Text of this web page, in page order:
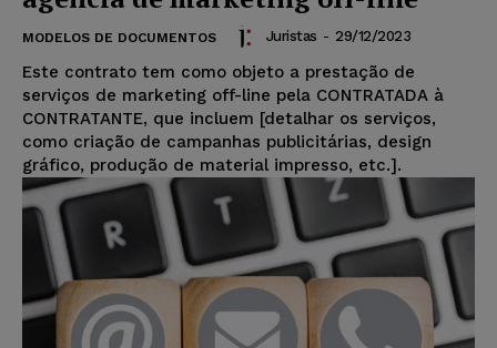
MODELOS DE DOCUMENTOS Juristas - 29/12/2023
Este contrato tem como objeto a prestação de
serviços de marketing off-line pela CONTRATADA à
CONTRATANTE, que incluem [detalhar os serviços,
como criação de campanhas publicitárias, design
gráfico, produção de material impresso, etc.].